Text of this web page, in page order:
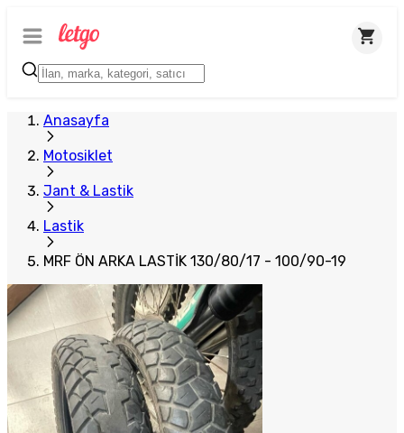
Anasayfa
Motosiklet
Jant & Lastik
Lastik
MRF ÖN ARKA LASTİK 130/80/17 - 100/90-19